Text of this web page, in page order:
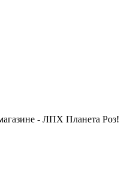
- ЛПХ Планета Роз!